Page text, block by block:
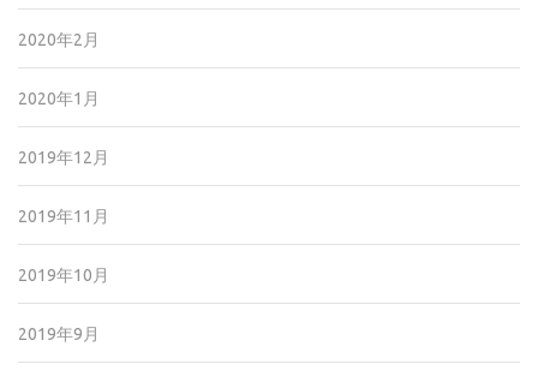
2020年2月
2020年1月
2019年12月
2019年11月
2019年10月
2019年9月